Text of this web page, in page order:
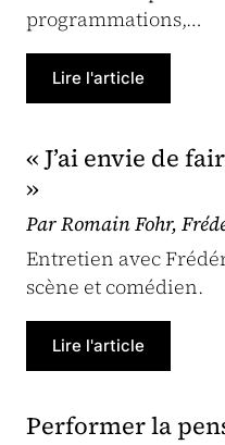
programmations,…
Lire l'article
« J’ai envie de
»
Par Romain Fohr,
Entretien avec
scène et comédien.
Lire l'article
Performer la